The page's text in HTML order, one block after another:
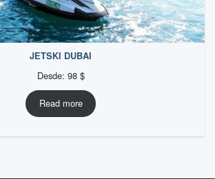
JETSKI DUBAI
Desde: 98 $
Read more